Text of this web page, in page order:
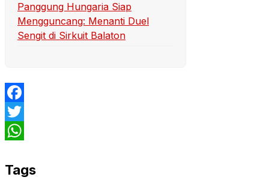
Panggung Hungaria Siap
Mengguncang: Menanti Duel
Sengit di Sirkuit Balaton
Facebook
Twitter
Tags